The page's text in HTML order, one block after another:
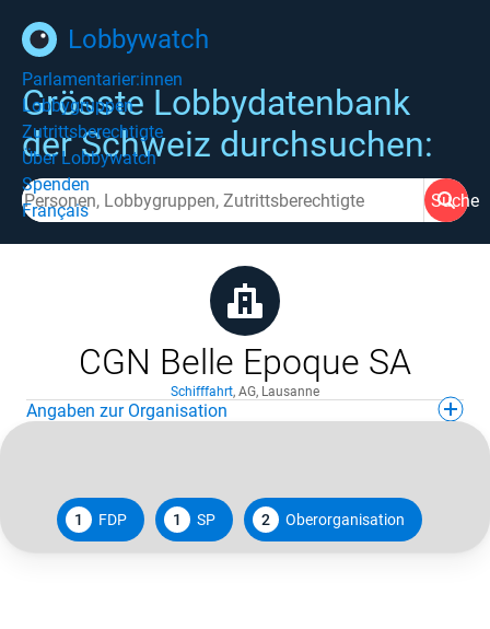
Lobbywatch
Parlamentarier:innen
Lobbygruppen
Zutrittsberechtigte
Über Lobbywatch
Spenden
Français
Grösste Lobbydatenbank
der Schweiz durchsuchen:
Suche
CGN Belle Epoque SA
Schifffahrt, AG, Lausanne
Angaben zur Organisation
1 FDP 1 SP 2 Oberorganisation